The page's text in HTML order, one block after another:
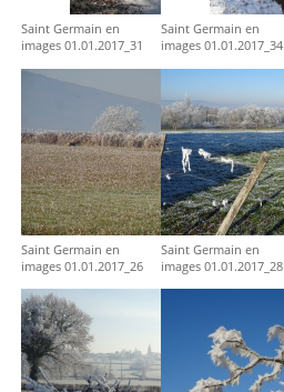
Saint Germain en
images 01.01.2017_31
Saint Germain en
images 01.01.2017_34
Saint Germain en
images 01.01.2017_26
Saint Germain en
images 01.01.2017_28